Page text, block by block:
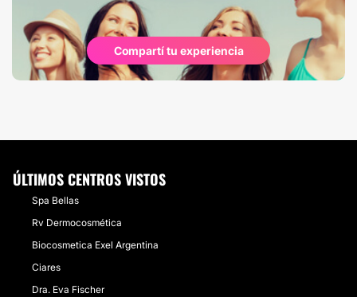
Compartí tu experiencia
ÚLTIMOS CENTROS VISTOS
Spa Bellas
Rv Dermocosmética
Biocosmetica Exel Argentina
Ciares
Dra. Eva Fischer